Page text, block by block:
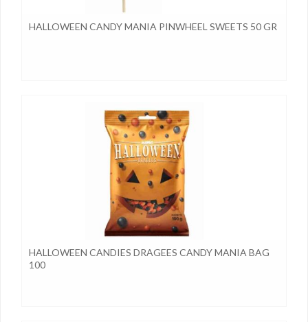
HALLOWEEN CANDY MANIA PINWHEEL SWEETS 50 GR
HALLOWEEN CANDIES DRAGEES CANDY MANIA BAG
100